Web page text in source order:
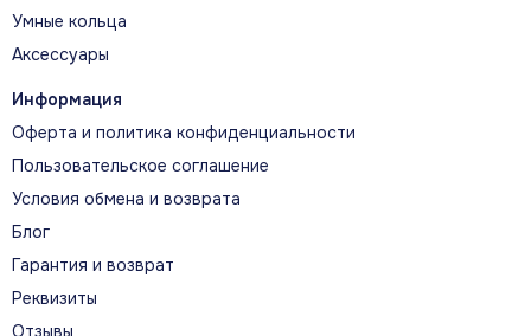
Сенсорный экран 4 дюйма
Умные кольца
Аксессуары
Информация
Оферта и политика конфиденциальности
Пользовательское соглашение
Условия обмена и возврата
Блог
Гарантия и возврат
Реквизиты
Отзывы